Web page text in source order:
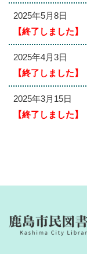
2025年5月8日
【終了しました】
2025年4月3日
【終了しました】
2025年3月15日
【終了しました】